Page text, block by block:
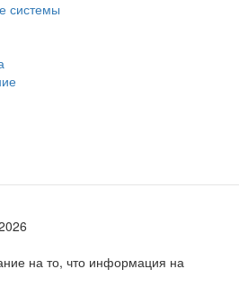
системы
на то, что информация на